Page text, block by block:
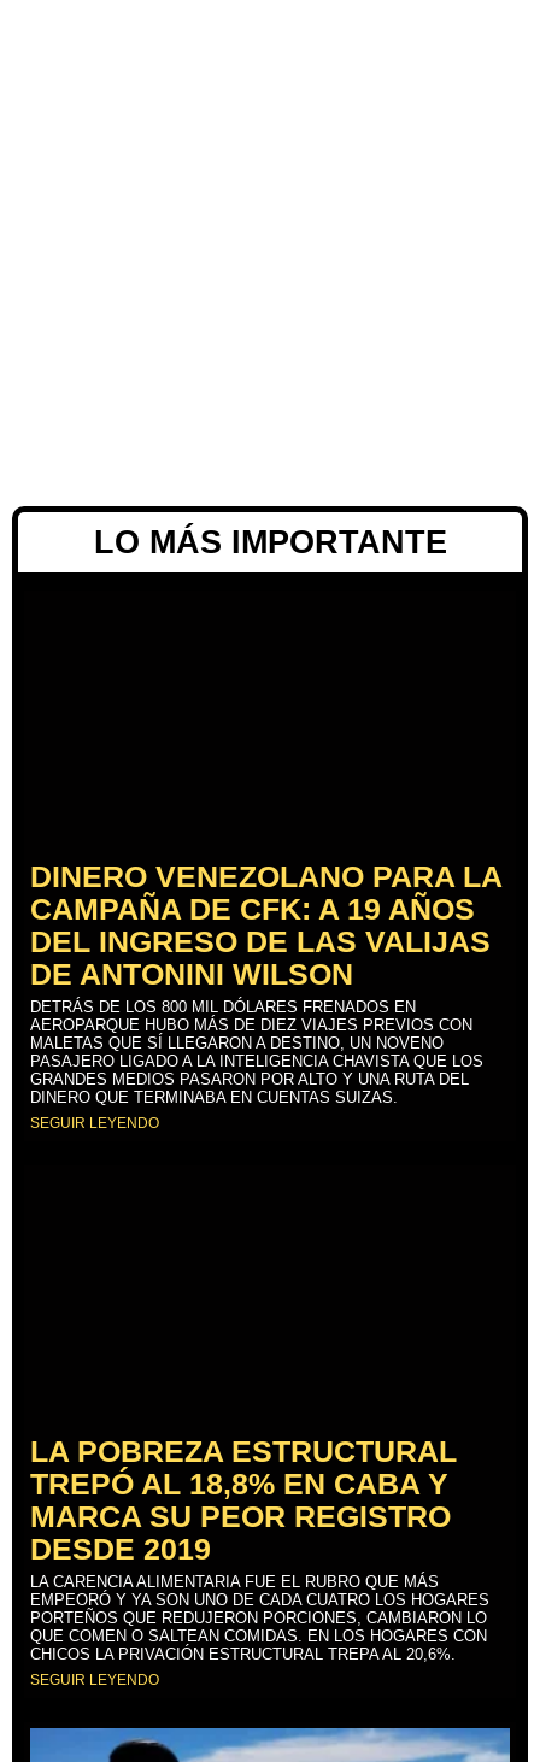
LO MÁS IMPORTANTE
DINERO VENEZOLANO PARA LA
CAMPAÑA DE CFK: A 19 AÑOS
DEL INGRESO DE LAS VALIJAS
DE ANTONINI WILSON
DETRÁS DE LOS 800 MIL DÓLARES FRENADOS EN
AEROPARQUE HUBO MÁS DE DIEZ VIAJES PREVIOS CON
MALETAS QUE SÍ LLEGARON A DESTINO, UN NOVENO
PASAJERO LIGADO A LA INTELIGENCIA CHAVISTA QUE LOS
GRANDES MEDIOS PASARON POR ALTO Y UNA RUTA DEL
DINERO QUE TERMINABA EN CUENTAS SUIZAS.
SEGUIR LEYENDO
LA POBREZA ESTRUCTURAL
TREPÓ AL 18,8% EN CABA Y
MARCA SU PEOR REGISTRO
DESDE 2019
LA CARENCIA ALIMENTARIA FUE EL RUBRO QUE MÁS
EMPEORÓ Y YA SON UNO DE CADA CUATRO LOS HOGARES
PORTEÑOS QUE REDUJERON PORCIONES, CAMBIARON LO
QUE COMEN O SALTEAN COMIDAS. EN LOS HOGARES CON
CHICOS LA PRIVACIÓN ESTRUCTURAL TREPA AL 20,6%.
SEGUIR LEYENDO